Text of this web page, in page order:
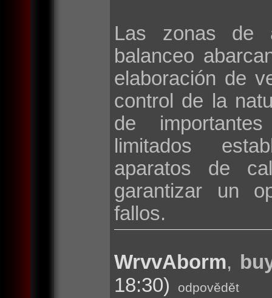
Las zonas de
balanceo
elaboración de
control de la
de
limitados
aparatos de
garantizar un
fallos.
WrvvAborm,
18:30)
odpovědět